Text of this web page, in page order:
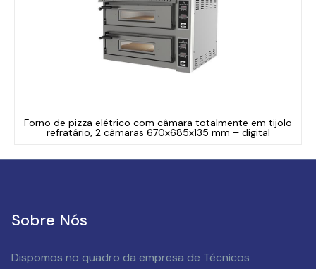
Forno de pizza elétrico com câmara totalmente em tijolo
refratário, 2 câmaras 670x685x135 mm – digital
Sobre Nós
Dispomos no quadro da empresa de Técnicos